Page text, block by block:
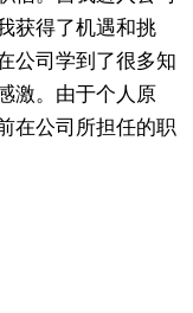
获得了机遇和挑
公司学到了很多知
激。由于个人原
在公司所担任的职